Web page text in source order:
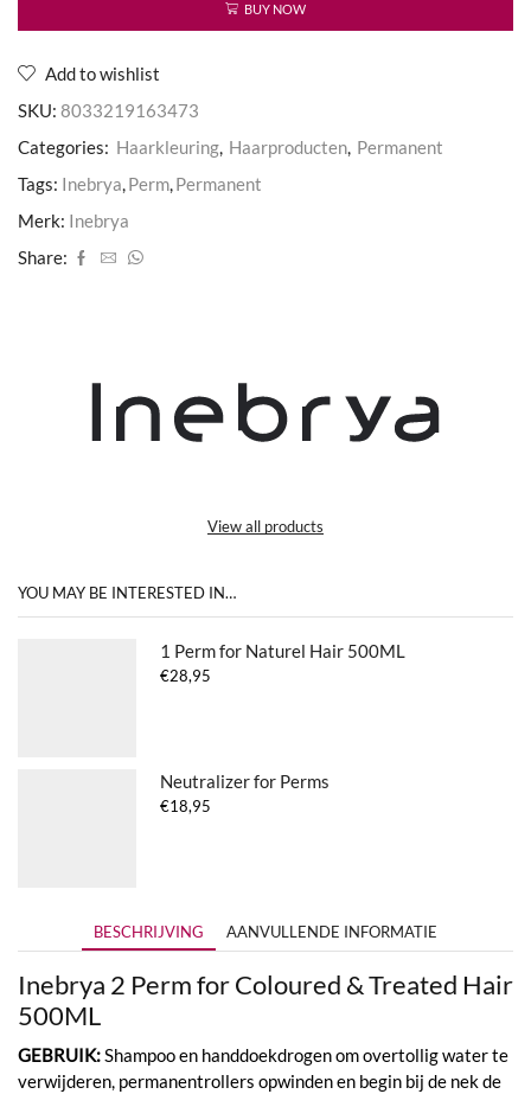
Treated
aantal
BUY NOW
Add to wishlist
SKU: 8033219163473
Categories: Haarkleuring, Haarproducten, Permanent
Tags: Inebrya,Perm,Permanent
Merk: Inebrya
Share:
View all products
YOU MAY BE INTERESTED IN…
1 Perm for Naturel Hair 500ML
€28,95
Neutralizer for Perms
€18,95
BESCHRIJVING AANVULLENDE INFORMATIE
Inebrya 2 Perm for Coloured & Treated Hair
500ML
GEBRUIK:Shampoo en handdoekdrogen om overtollig water te
verwijderen, permanentrollers opwinden en begin bij de nek de